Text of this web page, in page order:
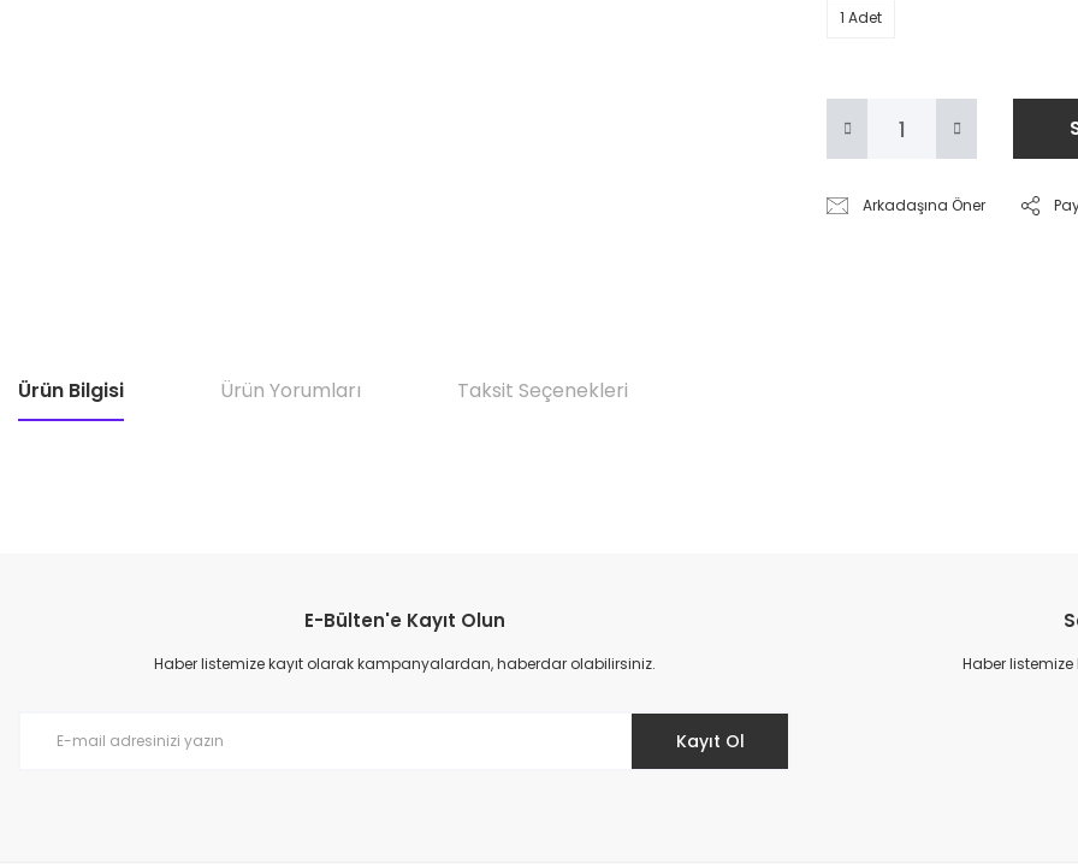
1 Adet
Arkadaşına Öner
Ürün Bilgisi Ürün Yorumları Taksit Seçenekleri
E-Bülten'e Kayıt Olun
Haber listemize kayıt olarak kampanyalardan, haberdar olabilirsiniz.
Kayıt Ol
Haber